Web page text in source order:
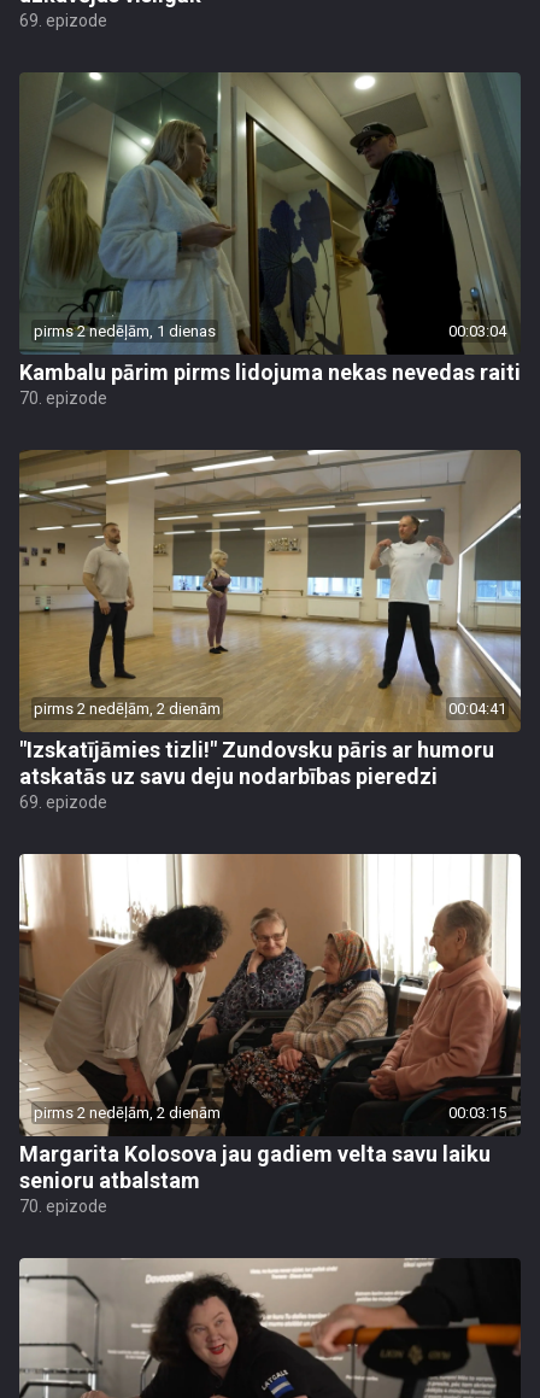
69. epizode
pirms 2 nedēļām, 1 dienas 00:03:04
Kambalu pārim pirms lidojuma nekas nevedas raiti
70. epizode
pirms 2 nedēļām, 2 dienām 00:04:41
"Izskatījāmies tizli!" Zundovsku pāris ar humoru
atskatās uz savu deju nodarbības pieredzi
69. epizode
pirms 2 nedēļām, 2 dienām 00:03:15
Margarita Kolosova jau gadiem velta savu laiku
senioru atbalstam
70. epizode